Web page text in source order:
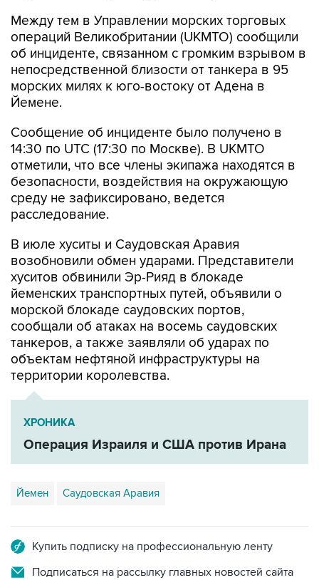
Между тем в Управлении морских торговых
операций Великобритании (UKMTO) сообщили
об инциденте, связанном с громким взрывом в
непосредственной близости от танкера в 95
морских милях к юго-востоку от Адена в
Йемене.
Сообщение об инциденте было получено в
14:30 по UTC (17:30 по Москве). В UKMTO
отметили, что все члены экипажа находятся в
безопасности, воздействия на окружающую
среду не зафиксировано, ведется
расследование.
В июле хуситы и Саудовская Аравия
возобновили обмен ударами. Представители
хуситов обвинили Эр-Рияд в блокаде
йеменских транспортных путей, объявили о
морской блокаде саудовских портов,
сообщали об атаках на восемь саудовских
танкеров, а также заявляли об ударах по
объектам нефтяной инфраструктуры на
территории королевства.
ХРОНИКА
Операция Израиля и США против Ирана
Йемен Саудовская Аравия
Купить подписку на профессиональную ленту
Подписаться на рассылку главных новостей сайта